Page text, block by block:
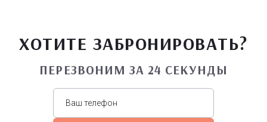
ХОТИТЕ ЗАБРОНИРОВАТЬ?
ПЕРЕЗВОНИМ ЗА 24 СЕКУНДЫ